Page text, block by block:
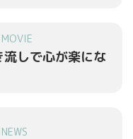
MOVIE
流しで心が楽にな
NEWS